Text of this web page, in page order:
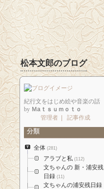
松本文郎のブログ
紀行文をはじめ絵や音楽の話
by Ｍaｔｓｕｍｏｔｏ
管理者
記事作成
分類
全体 (281)
アラブと私 (112)
文ちゃんの 新・浦安残
日録 (11)
文ちゃんの浦安残日録